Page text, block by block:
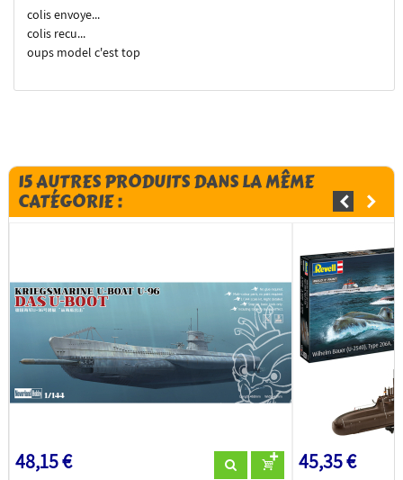
colis envoye...
colis recu...
oups model c'est top
15 AUTRES PRODUITS DANS LA MÊME
CATÉGORIE :
48,15 € 45,35 €